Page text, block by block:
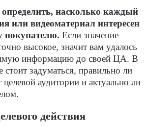
насколько каждый
или видеоматериал интересен
покупателю. Если значение
высокое, значит вам удалось
информацию до своей ЦА. В
стоит задуматься, правильно ли
целевой аудитории и актуально ли
действия